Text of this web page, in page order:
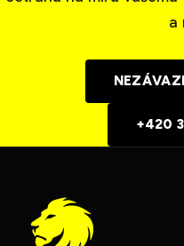
a
+420